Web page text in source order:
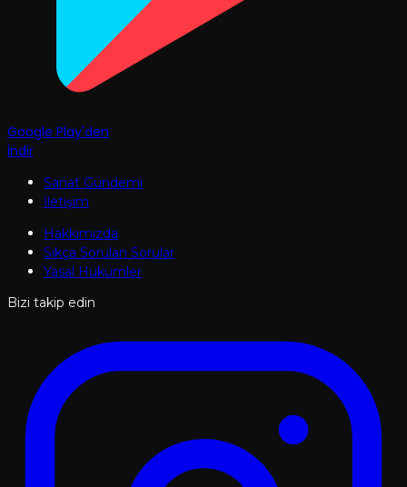
Google Play'den
İndir
Sanat Gündemi
İletişim
Hakkımızda
Sıkça Sorulan Sorular
Yasal Hükümler
Bizi takip edin